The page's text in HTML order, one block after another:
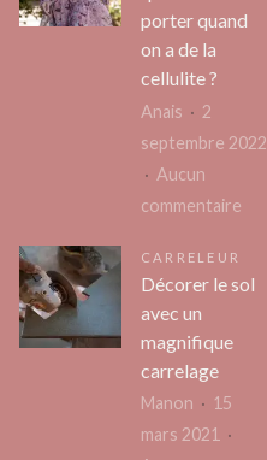
porter quand
on a de la
cellulite ?
Anais
2
septembre 2022
Aucun
commentaire
:
CARRELEUR
Décorer le sol
avec un
magnifique
carrelage
Manon
15
mars 2021